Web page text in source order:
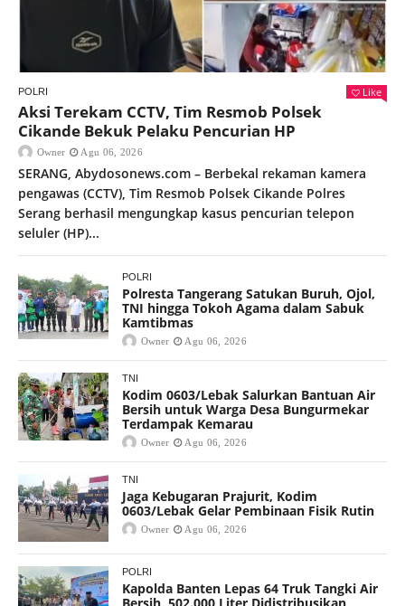
POLRI Like
Aksi Terekam CCTV, Tim Resmob Polsek
Cikande Bekuk Pelaku Pencurian HP
Owner Agu 06, 2026
SERANG, Abydosonews.com – Berbekal rekaman kamera
pengawas (CCTV), Tim Resmob Polsek Cikande Polres
Serang berhasil mengungkap kasus pencurian telepon
seluler (HP)...
POLRI
Polresta Tangerang Satukan Buruh, Ojol,
TNI hingga Tokoh Agama dalam Sabuk
Kamtibmas
Owner Agu 06, 2026
TNI
Kodim 0603/Lebak Salurkan Bantuan Air
Bersih untuk Warga Desa Bungurmekar
Terdampak Kemarau
Owner Agu 06, 2026
TNI
Jaga Kebugaran Prajurit, Kodim
0603/Lebak Gelar Pembinaan Fisik Rutin
Owner Agu 06, 2026
POLRI
Kapolda Banten Lepas 64 Truk Tangki Air